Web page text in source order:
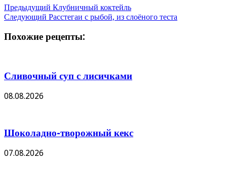
Предыдущий Клубничный коктейль
Следующий Расстегаи с рыбой, из слоёного теста
Похожие рецепты:
Сливочный суп с лисичками
08.08.2026
Шоколадно-творожный кекс
07.08.2026